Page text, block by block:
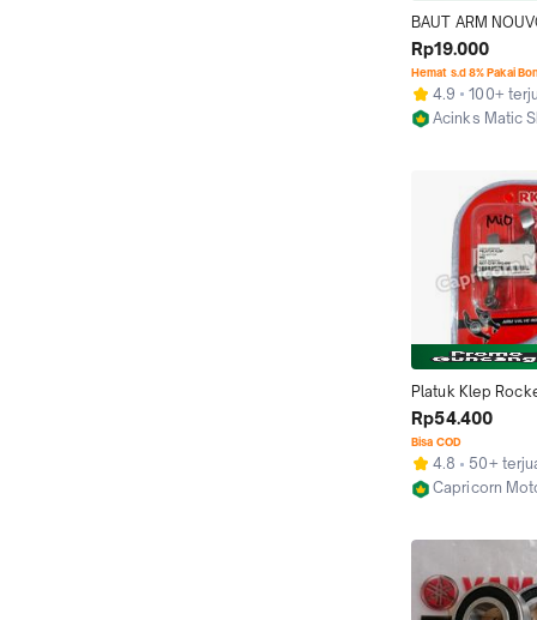
BAUT ARM
STAINLESS
ORIGINAL (1BAUT)
Rp19.000
Hemat s.d 8% Pakai
4.9
100+
Acinks Matic
Platuk Klep
MIO JUPITER Z
Rp54.400
Bisa COD
4.8
50+
Capricorn